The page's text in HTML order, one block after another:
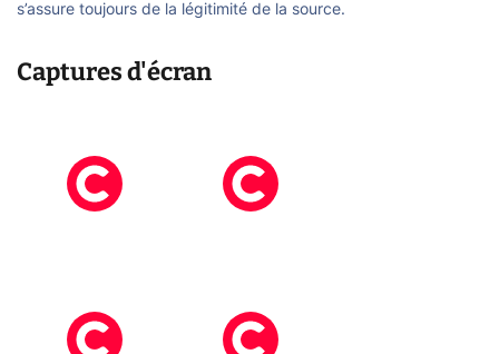
s’assure toujours de la légitimité de la source.
Captures d'écran